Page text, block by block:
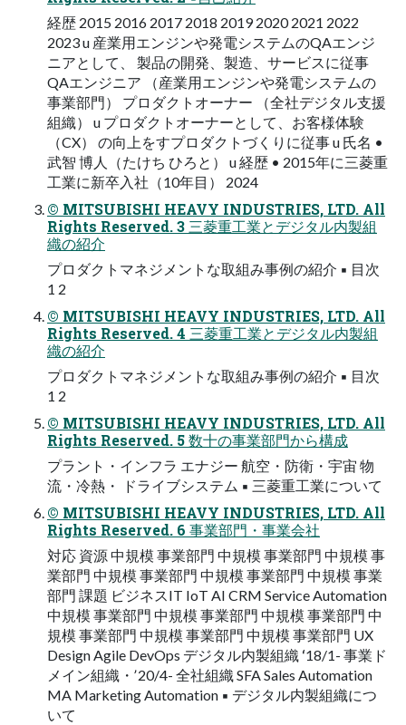
経歴 2015 2016 2017 2018 2019 2020 2021 2022
2023 u 産業⽤エンジンや発電システムのQAエンジ
ニアとして、 製品の開発、製造、サービスに従事
QAエンジニア （産業⽤エンジンや発電システムの
事業部⾨） プロダクトオーナー （全社デジタル⽀援
組織） u プロダクトオーナーとして、お客様体験
（CX） の向上をすプロダクトづくりに従事 u ⽒名 •
武智 博⼈（たけち ひろと） u 経歴 • 2015年に三菱重
⼯業に新卒⼊社（10年⽬） 2024
© MITSUBISHI HEAVY INDUSTRIES, LTD. All
Rights Reserved. 3 三菱重⼯業とデジタル内製組
織の紹介
プロダクトマネジメントな取組み事例の紹介 ▪ ⽬次
1 2
© MITSUBISHI HEAVY INDUSTRIES, LTD. All
Rights Reserved. 4 三菱重⼯業とデジタル内製組
織の紹介
プロダクトマネジメントな取組み事例の紹介 ▪ ⽬次
1 2
© MITSUBISHI HEAVY INDUSTRIES, LTD. All
Rights Reserved. 5 数⼗の事業部⾨から構成
プラント・インフラ エナジー 航空・防衛・宇宙 物
流・冷熱・ ドライブシステム ▪ 三菱重⼯業について
© MITSUBISHI HEAVY INDUSTRIES, LTD. All
Rights Reserved. 6 事業部⾨・事業会社
対応 資源 中規模 事業部⾨ 中規模 事業部⾨ 中規模 事
業部⾨ 中規模 事業部⾨ 中規模 事業部⾨ 中規模 事業
部⾨ 課題 ビジネスIT IoT AI CRM Service Automation
中規模 事業部⾨ 中規模 事業部⾨ 中規模 事業部⾨ 中
規模 事業部⾨ 中規模 事業部⾨ 中規模 事業部⾨ UX
Design Agile DevOps デジタル内製組織 ʻ18/1- 事業ド
メイン組織・ʼ20/4- 全社組織 SFA Sales Automation
MA Marketing Automation ▪ デジタル内製組織につ
いて